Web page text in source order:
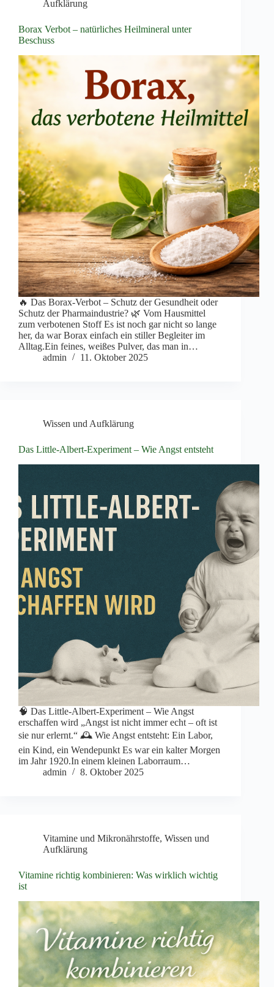
Aufklärung
Borax Verbot – natürliches Heilmineral unter
Beschuss
🔥 Das Borax-Verbot – Schutz der Gesundheit oder
Schutz der Pharmaindustrie? 🌿 Vom Hausmittel
zum verbotenen Stoff Es ist noch gar nicht so lange
her, da war Borax einfach ein stiller Begleiter im
Alltag.Ein feines, weißes Pulver, das man in…
admin
11. Oktober 2025
Wissen und Aufklärung
Das Little-Albert-Experiment – Wie Angst entsteht
🧠 Das Little-Albert-Experiment – Wie Angst
erschaffen wird „Angst ist nicht immer echt – oft ist
sie nur erlernt.“ 🕰️ Wie Angst entsteht: Ein Labor,
ein Kind, ein Wendepunkt Es war ein kalter Morgen
im Jahr 1920.In einem kleinen Laborraum…
admin
8. Oktober 2025
Vitamine und Mikronährstoffe, Wissen und
Aufklärung
Vitamine richtig kombinieren: Was wirklich wichtig
ist